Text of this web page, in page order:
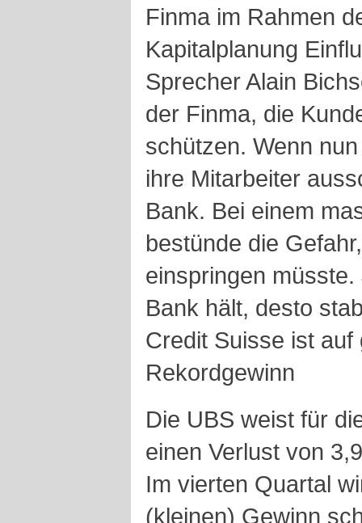
Finma im Rahmen
Kapitalplanung
Sprecher Alain
der Finma, die
schützen. Wenn
ihre Mitarbeiter
Bank. Bei einem
bestünde die
einspringen
Bank hält, desto
Credit Suisse ist
Rekordgewinn
Die UBS weist für
einen Verlust von
Im vierten Quartal
(kleinen) Gewinn